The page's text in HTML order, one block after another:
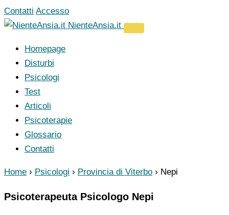
Vai
al
Contatti Accesso
NienteAnsia.it
Homepage
Disturbi
Psicologi
Test
Articoli
Psicoterapie
Glossario
Contatti
Home › Psicologi › Provincia di Viterbo › Nepi
Psicoterapeuta Psicologo Nepi